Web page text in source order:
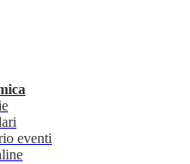
eventi